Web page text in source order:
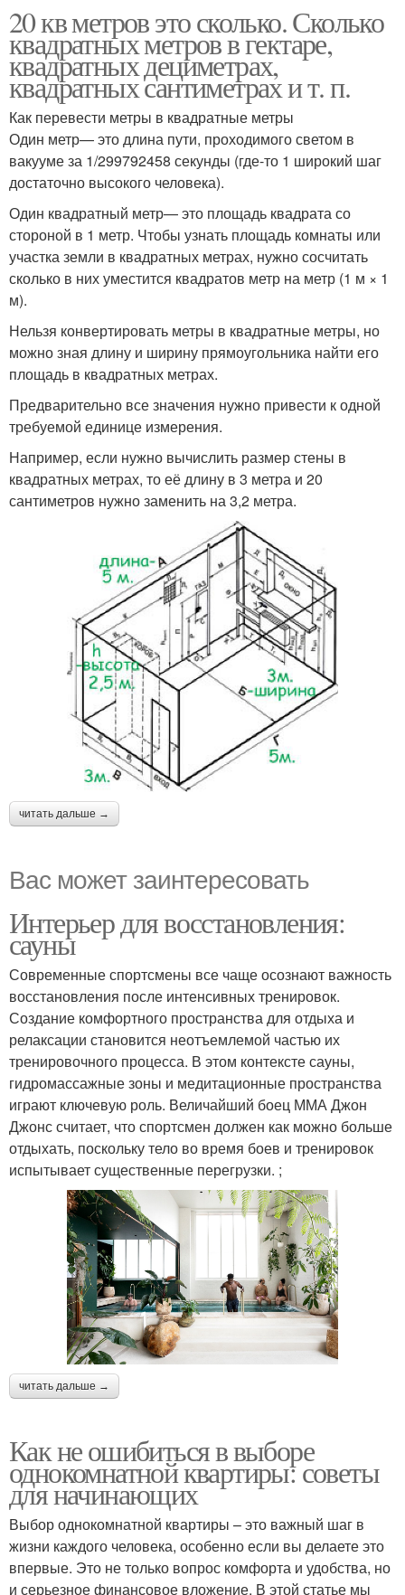
20 кв метров это сколько. Сколько
квадратных метров в гектаре,
квадратных дециметрах,
квадратных сантиметрах и т. п.
Как перевести метры в квадратные метры
Один метр— это длина пути, проходимого светом в
вакууме за 1/299792458 секунды (где-то 1 широкий шаг
достаточно высокого человека).
Один квадратный метр— это площадь квадрата со
стороной в 1 метр. Чтобы узнать площадь комнаты или
участка земли в квадратных метрах, нужно сосчитать
сколько в них уместится квадратов метр на метр (1 м × 1
м).
Нельзя конвертировать метры в квадратные метры, но
можно зная длину и ширину прямоугольника найти его
площадь в квадратных метрах.
Предварительно все значения нужно привести к одной
требуемой единице измерения.
Например, если нужно вычислить размер стены в
квадратных метрах, то её длину в 3 метра и 20
сантиметров нужно заменить на 3,2 метра.
читать дальше →
Вас может заинтересовать
Интерьер для восстановления:
сауны
Современные спортсмены все чаще осознают важность
восстановления после интенсивных тренировок.
Создание комфортного пространства для отдыха и
релаксации становится неотъемлемой частью их
тренировочного процесса. В этом контексте сауны,
гидромассажные зоны и медитационные пространства
играют ключевую роль. Величайший боец ММА Джон
Джонс считает, что спортсмен должен как можно больше
отдыхать, поскольку тело во время боев и тренировок
испытывает существенные перегрузки. ;
читать дальше →
Как не ошибиться в выборе
однокомнатной квартиры: советы
для начинающих
Выбор однокомнатной квартиры – это важный шаг в
жизни каждого человека, особенно если вы делаете это
впервые. Это не только вопрос комфорта и удобства, но
и серьезное финансовое вложение. В этой статье мы